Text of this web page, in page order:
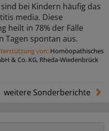
bei Kindern häufig das
media. Diese
heilt in 78% der Fälle
Tagen spontan aus.
von: Homöopathisches
& Co. KG, Rheda-Wiedenbrück
weitere Sonderberichte